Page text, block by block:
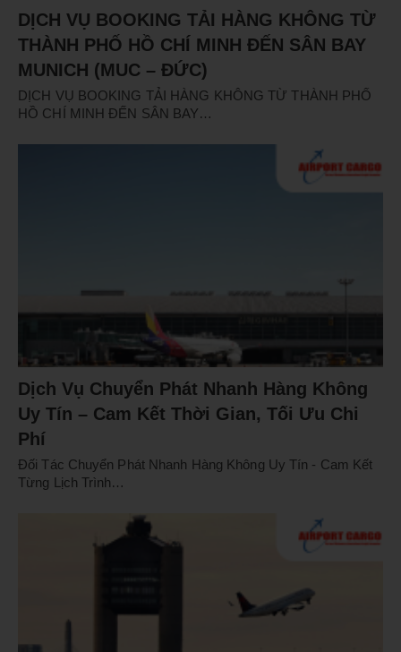
DỊCH VỤ BOOKING TẢI HÀNG KHÔNG TỪ
THÀNH PHỐ HỒ CHÍ MINH ĐẾN SÂN BAY
MUNICH (MUC – ĐỨC)
DỊCH VỤ BOOKING TẢI HÀNG KHÔNG TỪ THÀNH PHỐ
HỒ CHÍ MINH ĐẾN SÂN BAY…
Dịch Vụ Chuyển Phát Nhanh Hàng Không
Uy Tín – Cam Kết Thời Gian, Tối Ưu Chi
Phí
Đối Tác Chuyển Phát Nhanh Hàng Không Uy Tín - Cam Kết
Từng Lịch Trình…